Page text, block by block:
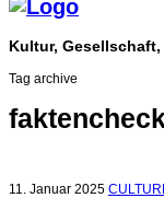
Kultur, Gesellschaft,
Tag archive
11. Januar 2025